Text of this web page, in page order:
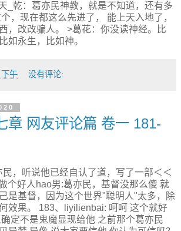
_乾：葛亦民神教，就是不知道，还有多
，现在都这么先进了， 能上天入地了，
，改改骗人。 >葛花：你没读神经。比
如永生，比如神。
午 没有评论:
章 网友评论篇 卷一 181-
，听说他已经自认了道，写了一部＜＜
个好人hao男:葛亦民，基督没那么傻 就
是基督，因为这个世界"聪明人"太多，除
效果。 183、liyilienbai: 呵呵 这个就好
定不是鬼魔显现给他 之前那个葛亦民